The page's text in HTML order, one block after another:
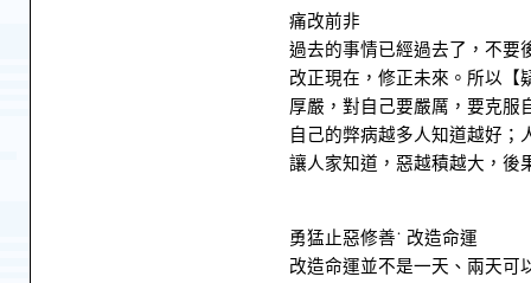
痛改前非
過去的事情已經過去了，不要
改正現在，修正未來。所以【
厚嚴，對自己要嚴厲，要克服
自己的弊病越多人知道越好
讓人家知道，惡越積越大，後
勇猛止惡修善˙ 改造命運
改造命運並不是一天、兩天可